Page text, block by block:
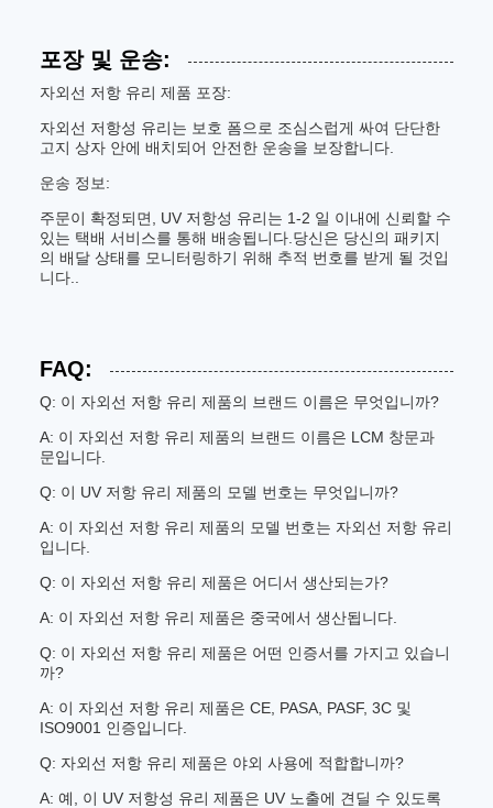
포장 및 운송:
자외선 저항 유리 제품 포장:
자외선 저항성 유리는 보호 폼으로 조심스럽게 싸여 단단한
고지 상자 안에 배치되어 안전한 운송을 보장합니다.
운송 정보:
주문이 확정되면, UV 저항성 유리는 1-2 일 이내에 신뢰할 수
있는 택배 서비스를 통해 배송됩니다.당신은 당신의 패키지
의 배달 상태를 모니터링하기 위해 추적 번호를 받게 될 것입
니다..
FAQ:
Q: 이 자외선 저항 유리 제품의 브랜드 이름은 무엇입니까?
A: 이 자외선 저항 유리 제품의 브랜드 이름은 LCM 창문과
문입니다.
Q: 이 UV 저항 유리 제품의 모델 번호는 무엇입니까?
A: 이 자외선 저항 유리 제품의 모델 번호는 자외선 저항 유리
입니다.
Q: 이 자외선 저항 유리 제품은 어디서 생산되는가?
A: 이 자외선 저항 유리 제품은 중국에서 생산됩니다.
Q: 이 자외선 저항 유리 제품은 어떤 인증서를 가지고 있습니
까?
A: 이 자외선 저항 유리 제품은 CE, PASA, PASF, 3C 및
ISO9001 인증입니다.
Q: 자외선 저항 유리 제품은 야외 사용에 적합합니까?
A: 예, 이 UV 저항성 유리 제품은 UV 노출에 견딜 수 있도록